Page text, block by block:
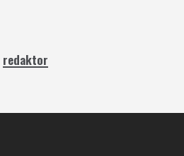
redaktor